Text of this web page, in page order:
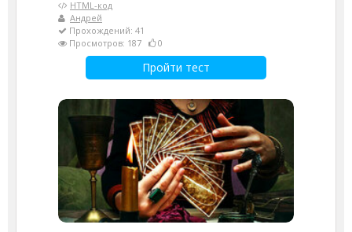
HTML-код
Андрей
Прохождений: 41
Просмотров: 187
0
Пройти тест